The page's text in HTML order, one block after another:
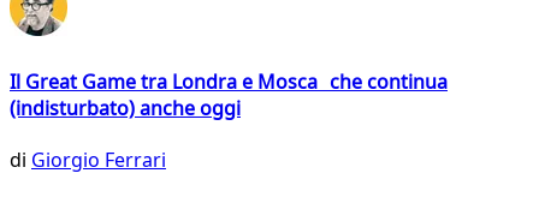
Il Great Game tra Londra e Mosca che continua
(indisturbato) anche oggi
di Giorgio Ferrari